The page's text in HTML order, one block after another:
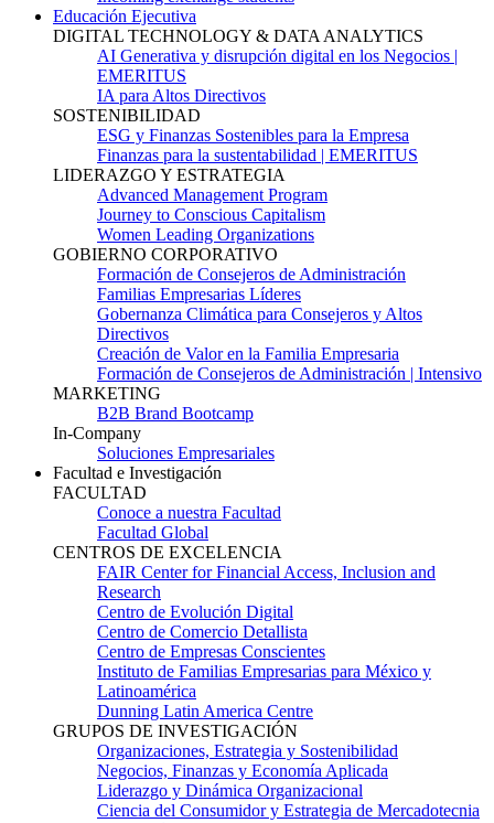
Educación Ejecutiva
DIGITAL TECHNOLOGY & DATA ANALYTICS
AI Generativa y disrupción digital en los Negocios |
EMERITUS
IA para Altos Directivos
SOSTENIBILIDAD
ESG y Finanzas Sostenibles para la Empresa
Finanzas para la sustentabilidad | EMERITUS
LIDERAZGO Y ESTRATEGIA
Advanced Management Program
Journey to Conscious Capitalism
Women Leading Organizations
GOBIERNO CORPORATIVO
Formación de Consejeros de Administración
Familias Empresarias Líderes
Gobernanza Climática para Consejeros y Altos
Directivos
Creación de Valor en la Familia Empresaria
Formación de Consejeros de Administración | Intensivo
MARKETING
B2B Brand Bootcamp
In-Company
Soluciones Empresariales
Facultad e Investigación
FACULTAD
Conoce a nuestra Facultad
Facultad Global
CENTROS DE EXCELENCIA
FAIR Center for Financial Access, Inclusion and
Research
Centro de Evolución Digital
Centro de Comercio Detallista
Centro de Empresas Conscientes
Instituto de Familias Empresarias para México y
Latinoamérica
Dunning Latin America Centre
GRUPOS DE INVESTIGACIÓN
Organizaciones, Estrategia y Sostenibilidad
Negocios, Finanzas y Economía Aplicada
Liderazgo y Dinámica Organizacional
Ciencia del Consumidor y Estrategia de Mercadotecnia